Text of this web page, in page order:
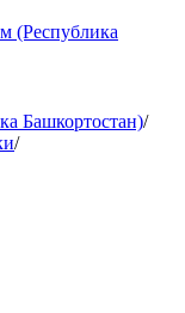
(Республика
Башкортостан)/
/